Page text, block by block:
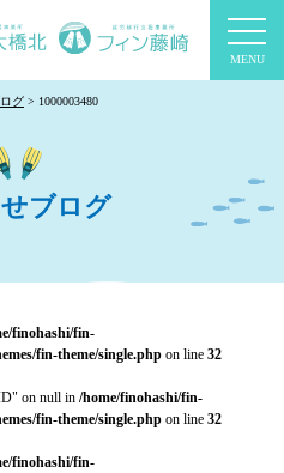
グ 1000003480
ブログ
finohashi/fin-
fin-theme/single.php on line 32
on null in /home/finohashi/fin-
fin-theme/single.php on line 32
finohashi/fin-